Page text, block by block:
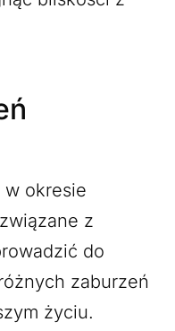
w okresie
z
do
zaburzeń
życiu.